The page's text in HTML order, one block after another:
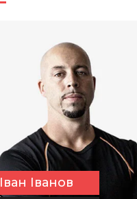
Іван Іванов